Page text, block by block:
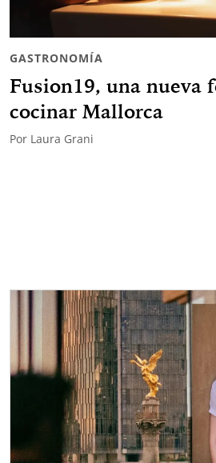
GASTRONOMÍA
Fusion19, una nueva
cocinar Mallorca
Por Laura Grani